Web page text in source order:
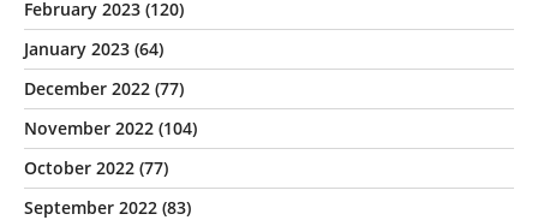
February 2023 (120)
January 2023 (64)
December 2022 (77)
November 2022 (104)
October 2022 (77)
September 2022 (83)